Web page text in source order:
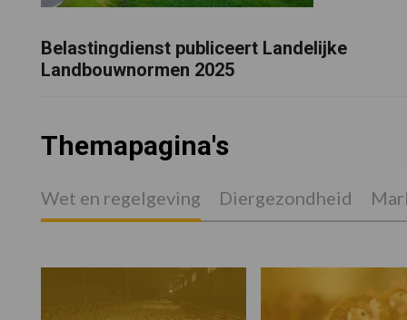
Belastingdienst publiceert Landelijke
Landbouwnormen 2025
Themapagina's
Wet en regelgeving Diergezondheid